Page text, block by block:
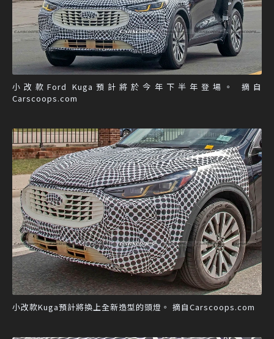
小改款Ford Kuga預計將於今年下半年登場。 摘自
Carscoops.com
小改款Kuga預計將換上全新造型的頭燈。 摘自Carscoops.com